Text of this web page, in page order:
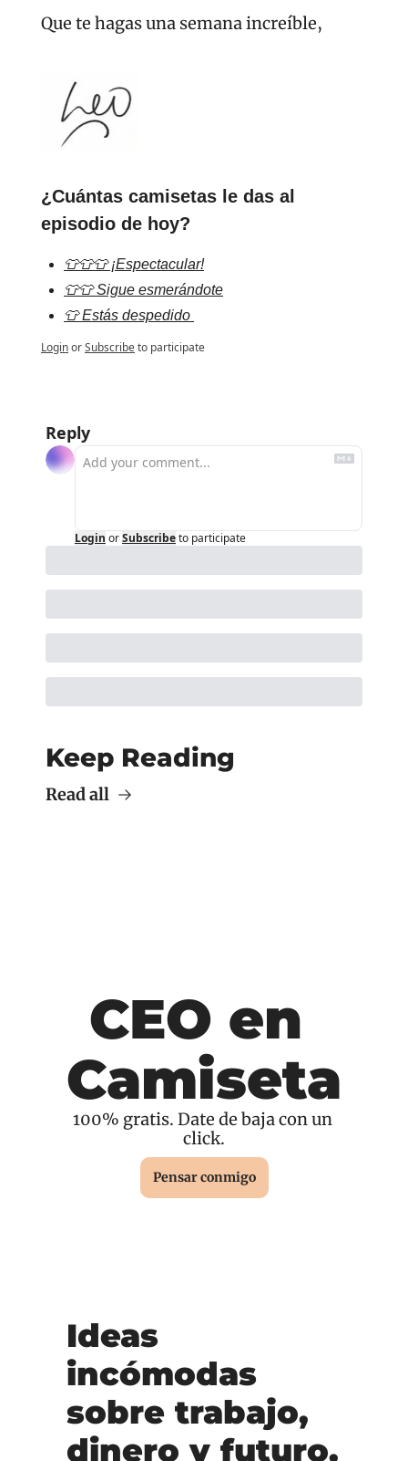
Que te hagas una semana increíble,
¿Cuántas camisetas le das al
episodio de hoy?
👕👕👕 ¡Espectacular!
👕👕 Sigue esmerándote
👕 Estás despedido
LoginorSubscribeto participate
Reply
Login orSubscribeto participate
Keep Reading
Read all
CEO en
Camiseta
100% gratis. Date de baja con un
click.
Pensar conmigo
Ideas
incómodas
sobre trabajo,
dinero y futuro.